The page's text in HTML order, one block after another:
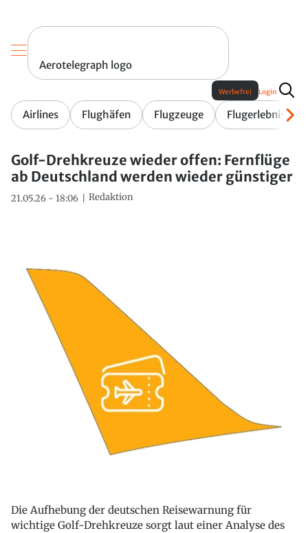
Aerotelegraph logo
Airlines Flughäfen Flugzeuge Flugerlebnis
Werbefrei Login
Golf-Drehkreuze wieder offen: Fernflüge
ab Deutschland werden wieder günstiger
21.05.26 - 18:06 Redaktion
Die Aufhebung der deutschen Reisewarnung für
wichtige Golf-Drehkreuze sorgt laut einer Analyse des